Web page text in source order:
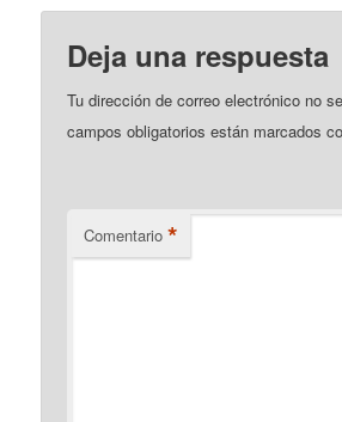
Deja una respuesta
Tu dirección de correo electrónico no
campos obligatorios están marcados
Comentario *